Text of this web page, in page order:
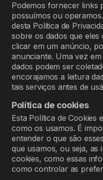
Podemos fornecer links
possuímos ou
desta Política de
sobre os dados que
clicar em um anúncio,
anunciante. Uma vez
dados podem ser
encorajamos a leitura
tais serviços antes de
Política de cookies
Esta Política de Cookies
como os usamos. É
entender o que são
que usamos, ou seja, as
cookies, como essas
como controlar as